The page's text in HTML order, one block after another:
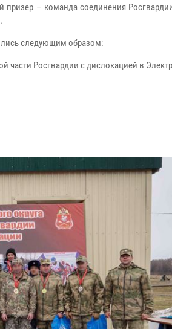
призер – команда соединения
следующим образом:
части Росгвардии с дислокацией в